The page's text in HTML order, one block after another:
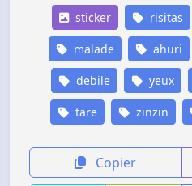
sticker risitas
malade ahuri
debile yeux
tare zinzin
Copier